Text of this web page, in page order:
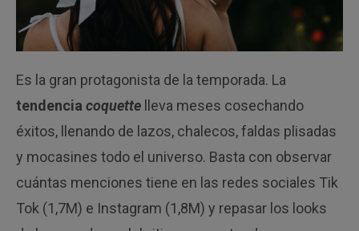
Es la gran protagonista de la temporada. La
tendenciacoquette lleva meses cosechando
éxitos, llenando de lazos, chalecos, faldas plisadas
y mocasines todo el universo. Basta con observar
cuántas menciones tiene en las redes sociales Tik
Tok (1,7M) e Instagram (1,8M) y repasar los looks